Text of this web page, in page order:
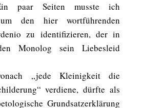
paar Seiten musste ich
den hier wortführenden
zu identifizieren, der in
Monolog sein Liebesleid
„jede Kleinigkeit die
verdiene, dürfte als
Grundsatzerklärung